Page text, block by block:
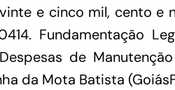
e cinco mil, cento
Fundamentação
de
da Mota Batista